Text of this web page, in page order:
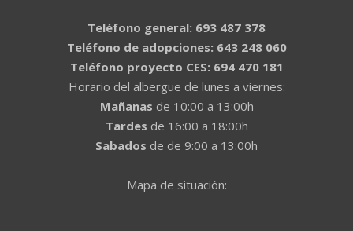
Teléfono general: 693 487 378
Teléfono de adopciones: 643 248 060
Teléfono proyecto CES: 694 470 181
Horario del albergue de lunes a viernes:
Mañanas de 10:00 a 13:00h
Tardes de 16:00 a 18:00h
Sabados de de 9:00 a 13:00h
Mapa de situación: